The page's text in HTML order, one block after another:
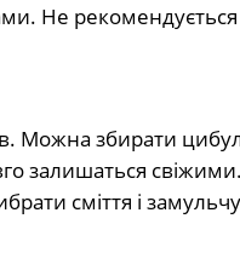
Не
Можна збирати
залишаться
сміття і